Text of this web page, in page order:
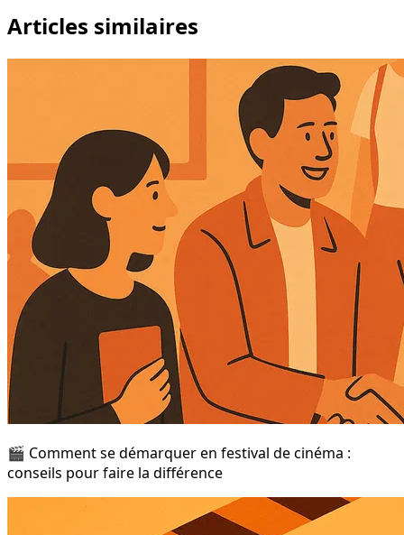
Articles similaires
🎬 Comment se démarquer en festival de cinéma :
conseils pour faire la différence